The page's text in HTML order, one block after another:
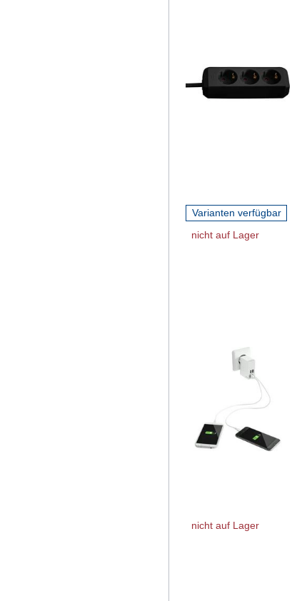
Varianten verfügbar
nicht auf Lager
nicht auf Lager